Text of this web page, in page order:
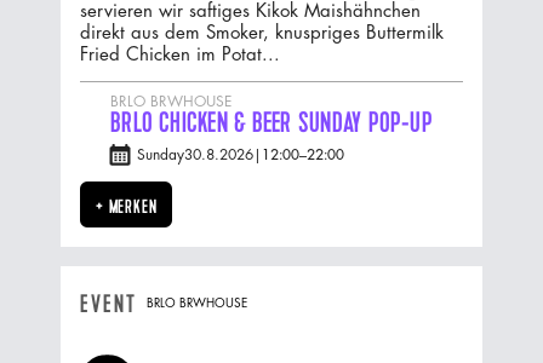
servieren wir saftiges Kikok Maishähnchen
direkt aus dem Smoker, knuspriges Buttermilk
Fried Chicken im Potat...
BRLO BRWHOUSE
BRLO CHICKEN & BEER SUNDAY POP-UP
Sunday30.8.2026 12:00–22:00
+ MERKEN
EVENT BRLO BRWHOUSE